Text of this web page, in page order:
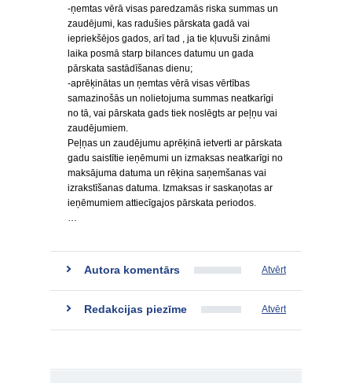
-ņemtas vērā visas paredzamās riska summas un
zaudējumi, kas radušies pārskata gadā vai
iepriekšējos gados, arī tad , ja tie kļuvuši zināmi
laika posmā starp bilances datumu un gada
pārskata sastādīšanas dienu;
-aprēķinātas un ņemtas vērā visas vērtības
samazinošās un nolietojuma summas neatkarīgi
no tā, vai pārskata gads tiek noslēgts ar peļņu vai
zaudējumiem.
Peļņas un zaudējumu aprēķinā ietverti ar pārskata
gadu saistītie ieņēmumi un izmaksas neatkarīgi no
maksājuma datuma un rēķina saņemšanas vai
izrakstīšanas datuma. Izmaksas ir saskaņotas ar
ieņēmumiem attiecīgajos pārskata periodos.
…
Autora komentārs Atvērt
Redakcijas piezīme Atvērt